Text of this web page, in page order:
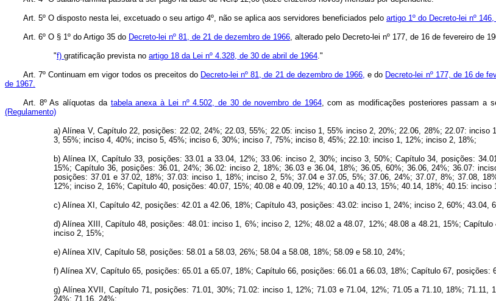
Art. 5º O disposto nesta lei, excetuado o seu artigo 4º, não se aplica aos servidores beneficiados pelo artigo 1º do Decreto-lei nº
Art. 6º O § 1º do Artigo 35 do Decreto-lei nº 81, de 21 de dezembro de 1966, alterado pelo Decreto-lei nº 177, de 16 de fevereiro de
"f) gratificação prevista no artigo 18 da Lei nº 4.328, de 30 de abril de 1964."
Art. 7º Continuam em vigor todos os preceitos do Decreto-lei nº 81, de 21 de dezembro de 1966, e do Decreto-lei nº 177, de 16 de
de 1967.
Art. 8º As alíquotas da tabela anexa à Lei nº 4.502, de 30 de novembro de 1964, com as modificações posteriores
(Regulamento)
a) Alínea V, Capítulo 22, posições: 22.02, 24%; 22.03, 55%; 22.05: inciso 1, 55% inciso 2, 20%; 22.06, 28%; 22.07:
3, 55%; inciso 4, 40%; inciso 5, 45%; inciso 6, 30%; inciso 7, 75%; inciso 8, 45%; 22.10: inciso 1, 12%; inciso 2, 18%;
b) Alínea IX, Capítulo 33, posições: 33.01 a 33.04, 12%; 33.06: inciso 2, 30%; inciso 3, 50%; Capítulo 34, posições:
15%; Capítulo 36, posições: 36.01, 24%; 36.02: inciso 2, 18%; 36.03 e 36.04, 18%; 36.05, 60%; 36.06, 24%; 36.07:
posições: 37.01 e 37.02, 18%; 37.03: inciso 1, 18%; inciso 2, 5%; 37.04 e 37.05, 5%; 37.06, 24%; 37.07, 8%; 37.08,
12%; inciso 2, 16%; Capítulo 40, posições: 40.07, 15%; 40.08 e 40.09, 12%; 40.10 a 40.13, 15%; 40.14, 18%; 40.15:
c) Alínea XI, Capítulo 42, posições: 42.01 a 42.06, 18%; Capítulo 43, posições: 43.02: inciso 1, 24%; inciso 2, 60%; 43.04,
d) Alínea XIII, Capítulo 48, posições: 48.01: inciso 1, 6%; inciso 2, 12%; 48.02 a 48.07, 12%; 48.08 a 48.21, 15%;
inciso 2, 15%;
e) Alínea XIV, Capítulo 58, posições: 58.01 a 58.03, 26%; 58.04 a 58.08, 18%; 58.09 e 58.10, 24%;
f) Alínea XV, Capítulo 65, posições: 65.01 a 65.07, 18%; Capítulo 66, posições: 66.01 a 66.03, 18%; Capítulo 67,
g) Alínea XVII, Capítulo 71, posições: 71.01, 30%; 71.02: inciso 1, 12%; 71.03 e 71.04, 12%; 71.05 a 71.10, 18%;
24%; 71.16, 24%;